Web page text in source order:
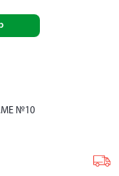
№10